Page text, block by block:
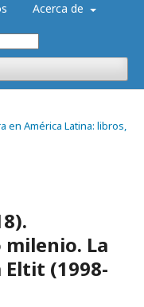
Acerca de
en América Latina: libros,
milenio. La
(1998-